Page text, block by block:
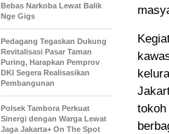
tokoh
Bebas Narkoba Lewat Balik
Nge Gigs
Pedagang Tegaskan Dukung
Revitalisasi Pasar Taman
Puring, Harapkan Pemprov
DKI Segera Realisasikan
Pembangunan
Polsek Tambora Perkuat
Sinergi dengan Warga Lewat
Jaga Jakarta+ On The Spot